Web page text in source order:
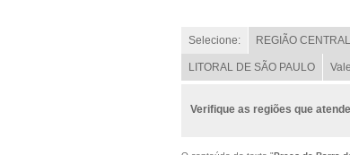
Selecione: REGIÃO CENTRAL
LITORAL DE SÃO PAULO
Verifique as regiões que